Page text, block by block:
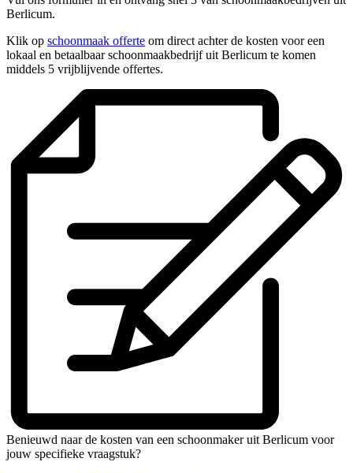
Berlicum.
Klik op schoonmaak offerte om direct achter de kosten voor een
lokaal en betaalbaar schoonmaakbedrijf uit Berlicum te komen
middels 5 vrijblijvende offertes.
Benieuwd naar de kosten van een schoonmaker uit Berlicum voor
jouw specifieke vraagstuk?